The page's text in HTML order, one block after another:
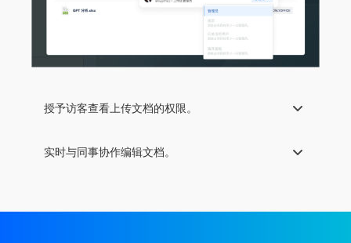
授予访客查看上传文档的权限。
实时与同事协作编辑文档。